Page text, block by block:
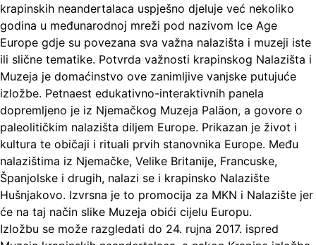
krapinskih neandertalaca uspješno djeluje već nekoliko
godina u međunarodnoj mreži pod nazivom Ice Age
Europe gdje su povezana sva važna nalazišta i muzeji iste
ili slične tematike. Potvrda važnosti krapinskog Nalazišta i
Muzeja je domaćinstvo ove zanimljive vanjske putujuće
izložbe. Petnaest edukativno-interaktivnih panela
dopremljeno je iz Njemačkog Muzeja Paläon, a govore o
paleolitičkim nalazišta diljem Europe. Prikazan je život i
kultura te običaji i rituali prvih stanovnika Europe. Među
nalazištima iz Njemačke, Velike Britanije, Francuske,
Španjolske i drugih, nalazi se i krapinsko Nalazište
Hušnjakovo. Izvrsna je to promocija za MKN i Nalazište jer
će na taj način slike Muzeja obići cijelu Europu.
Izložbu se može razgledati do 24. rujna 2017. ispred